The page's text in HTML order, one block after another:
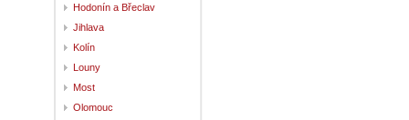
Hodonín a Břeclav
Jihlava
Kolín
Louny
Most
Olomouc